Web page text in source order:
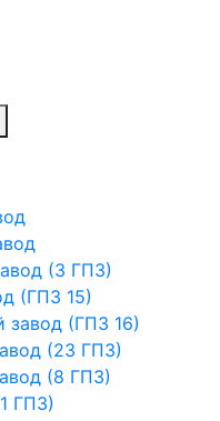
(3 ГПЗ)
(ГПЗ 15)
завод (ГПЗ 16)
(23 ГПЗ)
(8 ГПЗ)
ГПЗ)